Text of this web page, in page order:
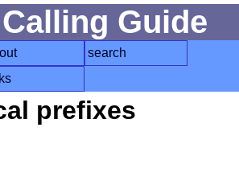
Guide
search
prefixes